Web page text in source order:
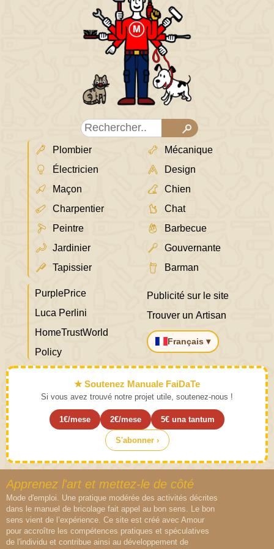
Plombier
Électricien
Maçon
Charpentier
Peintre
Jardinier
Tapissier
Mécanique
Design
Chien
Chat
Barbecue
Gouvernante
Barman
PurplePrice
Luca Perlini
HomeTrustWorld
Policy
Publicité sur le site
Trouver un Artisan
Français ▾
★ Soutenez Manuale FaiDaTe
Si vous avez trouvé notre projet utile, soutenez-nous !
1€/mese 2€/mese 5€ una tantum
S'abonner ›
Apprenez l'art et mettez-le de côté
Mode d'emploi. Une pratique modérée des activités décrites
dans le manuel de bricolage fait appel au bon sens. Le bon
sens vient de l’expérience. Ce site est créé avec Amour
pour accroître les compétences pratiques et spéculatives
de l'individu et contribue ainsi au développement de